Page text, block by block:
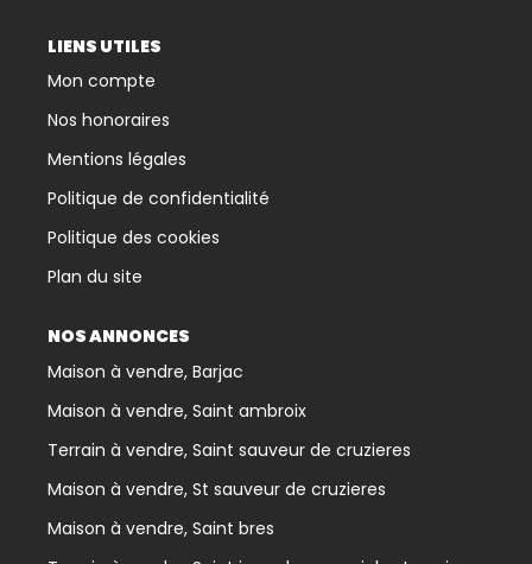
LIENS UTILES
Mon compte
Nos honoraires
Mentions légales
Politique de confidentialité
Politique des cookies
Plan du site
NOS ANNONCES
Maison à vendre, Barjac
Maison à vendre, Saint ambroix
Terrain à vendre, Saint sauveur de cruzieres
Maison à vendre, St sauveur de cruzieres
Maison à vendre, Saint bres